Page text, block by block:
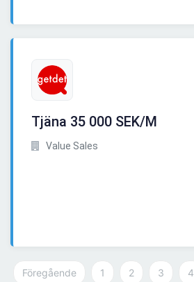
Tjäna 35 000 SEK/M
Value Sales
Föregående 1 2 3 4